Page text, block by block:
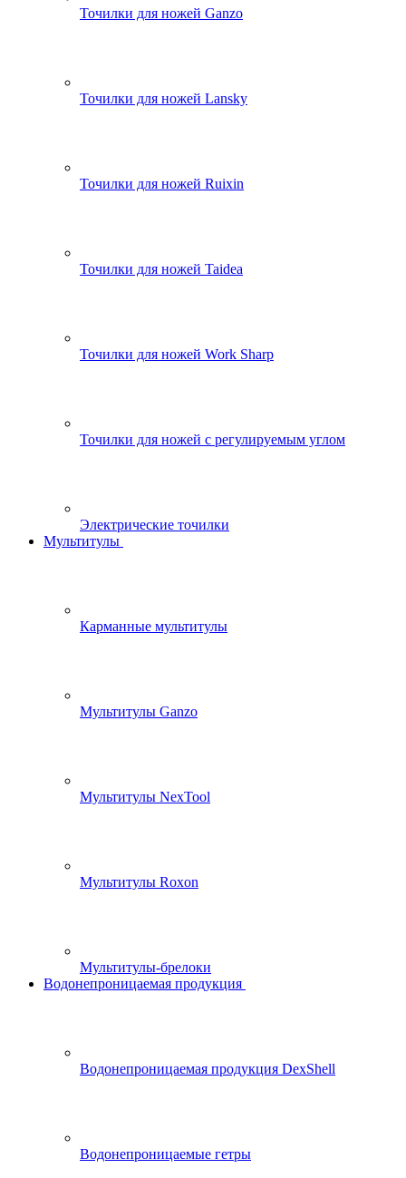
Точилки для ножей Ganzo
Точилки для ножей Lansky
Точилки для ножей Ruixin
Точилки для ножей Taidea
Точилки для ножей Work Sharp
Точилки для ножей с регулируемым углом
Электрические точилки
Мультитулы
Карманные мультитулы
Мультитулы Ganzo
Мультитулы NexTool
Мультитулы Roxon
Мультитулы-брелоки
Водонепроницаемая продукция
Водонепроницаемая продукция DexShell
Водонепроницаемые гетры